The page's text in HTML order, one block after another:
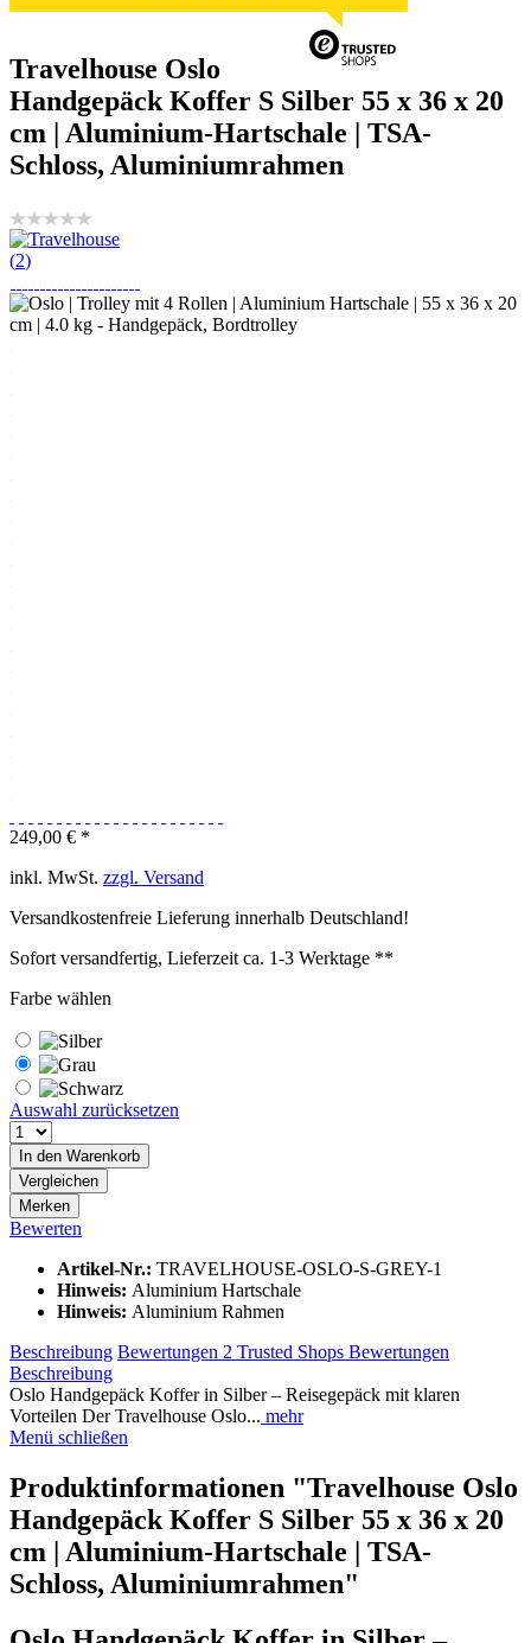
Travelhouse Oslo
Handgepäck Koffer S Silber 55 x 36 x 20
cm | Aluminium-Hartschale | TSA-
Schloss, Aluminiumrahmen
(2)
249,00 € *
inkl. MwSt. zzgl. Versand
Versandkostenfreie Lieferung innerhalb Deutschland!
Sofort versandfertig, Lieferzeit ca. 1-3 Werktage **
Farbe wählen
Auswahl zurücksetzen
In den Warenkorb
Vergleichen
Merken
Bewerten
Artikel-Nr.: TRAVELHOUSE-OSLO-S-GREY-1
Hinweis: Aluminium Hartschale
Hinweis: Aluminium Rahmen
Beschreibung Bewertungen 2 Trusted Shops Bewertungen
Beschreibung
Oslo Handgepäck Koffer in Silber – Reisegepäck mit klaren
Vorteilen Der Travelhouse Oslo... mehr
Menü schließen
Produktinformationen "Travelhouse Oslo
Handgepäck Koffer S Silber 55 x 36 x 20
cm | Aluminium-Hartschale | TSA-
Schloss, Aluminiumrahmen"